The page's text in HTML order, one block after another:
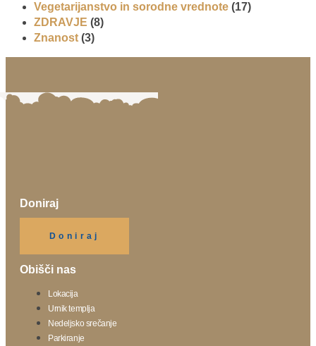
Vegetarijanstvo in sorodne vrednote (17)
ZDRAVJE (8)
Znanost (3)
Doniraj
Doniraj
Obišči nas
Lokacija
Urnik templja
Nedeljsko srečanje
Parkiranje